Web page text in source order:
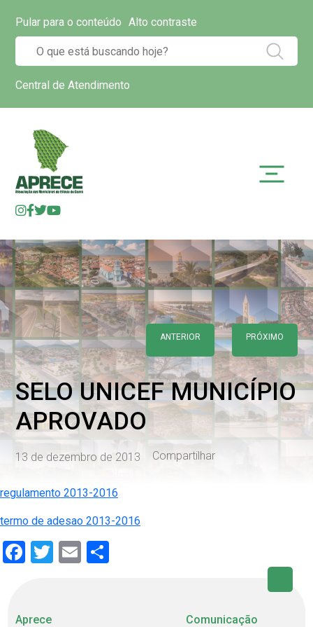
Pular para o conteúdo Alto contraste
Central de Atendimento
ANTERIOR PRÓXIMO
SELO UNICEF MUNICÍPIO
APROVADO
13 de dezembro de 2013 Compartilhar
regulamento 2013-2016
termo de adesao 2013-2016
Facebook
Twitter
Email
Aprece Comunicação